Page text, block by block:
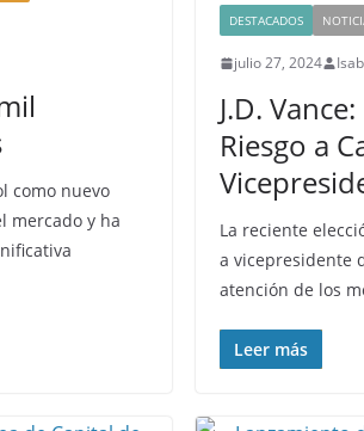
como nuevo
mercado y ha
DESTACADOS
julio 27, 2024
J.D.
Riesgo a
La reciente
a vicepresidente
atención de los
Leer más